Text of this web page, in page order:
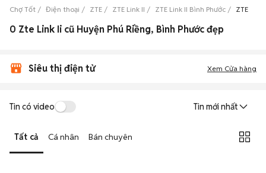
Chợ Tốt Điện thoại ZTE ZTE Link II ZTE Link II Bình Phước ZTE
0 Zte Link Ii cũ Huyện Phú Riềng, Bình Phước đẹp
Siêu thị điện tử Xem Cửa hàng
Tin có video Tin mới nhất
Tất cả Cá nhân Bán chuyên